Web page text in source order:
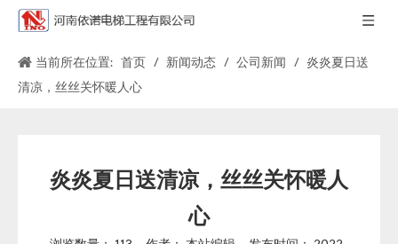
当前所在位置: 首页 / 新闻动态 / 公司新闻 / 炎炎夏日送
清凉，丝丝关怀暖人心
炎炎夏日送清凉，丝丝关怀暖人
心